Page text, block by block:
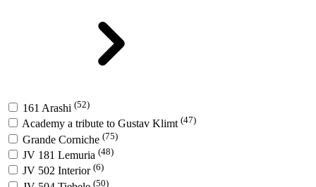
161 Arashi (52)
Academy a tribute to Gustav Klimt (47)
Grande Corniche (75)
JV 181 Lemuria (48)
JV 502 Interior (6)
(50)